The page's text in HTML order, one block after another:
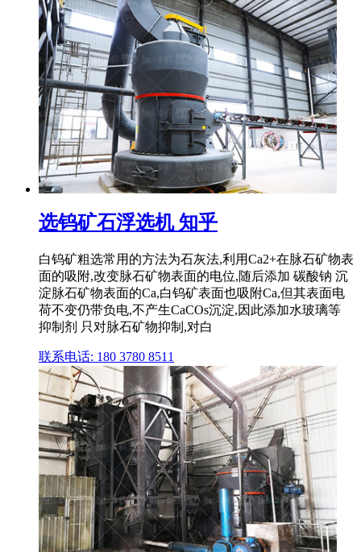
选钨矿石浮选机 知乎
白钨矿粗选常用的方法为石灰法,利用Ca2+在脉石矿物表
面的吸附,改变脉石矿物表面的电位,随后添加 碳酸钠 沉
淀脉石矿物表面的Ca,白钨矿表面也吸附Ca,但其表面电
荷不变仍带负电,不产生CaCOs沉淀,因此添加水玻璃等
抑制剂 只对脉石矿物抑制,对白
联系电话: 180 3780 8511